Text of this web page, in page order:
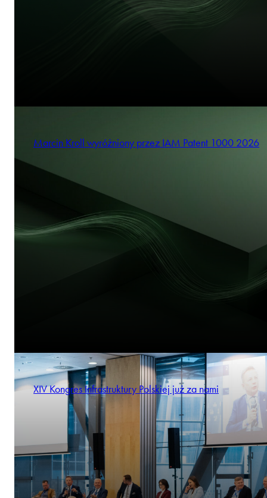
Marcin Kroll wyróżniony przez IAM Patent 1000 2026
XIV Kongres Infrastruktury Polskiej już za nami